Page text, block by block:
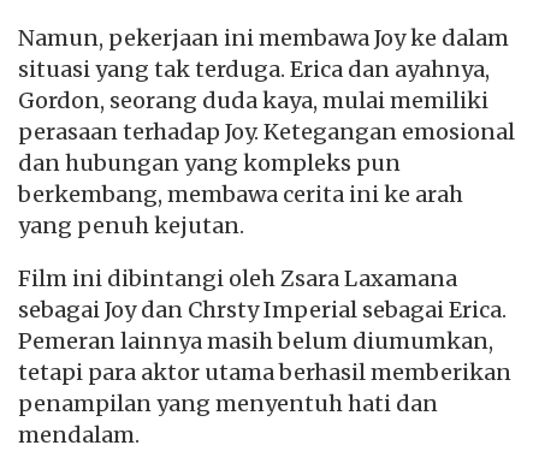
Namun, pekerjaan ini membawa Joy ke dalam
situasi yang tak terduga. Erica dan ayahnya,
Gordon, seorang duda kaya, mulai memiliki
perasaan terhadap Joy. Ketegangan emosional
dan hubungan yang kompleks pun
berkembang, membawa cerita ini ke arah
yang penuh kejutan.
Film ini dibintangi oleh Zsara Laxamana
sebagai Joy dan Chrsty Imperial sebagai Erica.
Pemeran lainnya masih belum diumumkan,
tetapi para aktor utama berhasil memberikan
penampilan yang menyentuh hati dan
mendalam.